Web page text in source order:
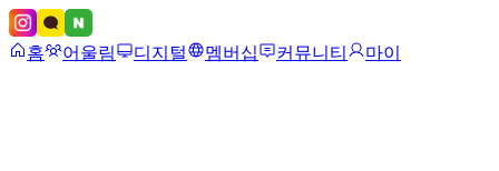
홈 어울림 디지털 멤버십 커뮤니티 마이